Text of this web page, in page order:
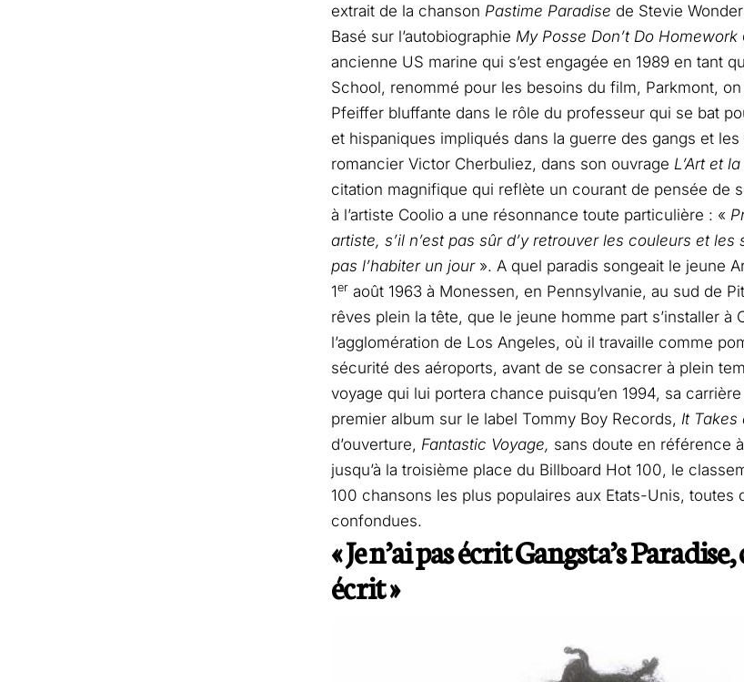
extrait de la chanson Pastime Paradise de Stevie
Basé sur l’autobiographie My Posse Don’t Do Homework
ancienne US marine qui s’est engagée en 1989 en tant
School, renommé pour les besoins du film, Parkmont,
Pfeiffer bluffante dans le rôle du professeur qui se bat
et hispaniques impliqués dans la guerre des gangs et
romancier Victor Cherbuliez, dans son ouvrage L’Art et
citation magnifique qui reflète un courant de pensée de
à l’artiste Coolio a une résonnance toute particulière : «
artiste, s’il n’est pas sûr d’y retrouver les couleurs et
pas l’habiter un jour». A quel paradis songeait le jeune
1er août 1963 à Monessen, en Pennsylvanie, au sud de
rêves plein la tête, que le jeune homme part s’installer à
l’agglomération de Los Angeles, où il travaille comme
sécurité des aéroports, avant de se consacrer à plein
voyage qui lui portera chance puisqu’en 1994, sa
premier album sur le label Tommy Boy Records, It Takes
d’ouverture, Fantastic Voyage, sans doute en référence
jusqu’à la troisième place du Billboard Hot 100, le
100 chansons les plus populaires aux Etats-Unis, toutes
confondues.
« Je n’ai pas écrit Gangsta’s
écrit »